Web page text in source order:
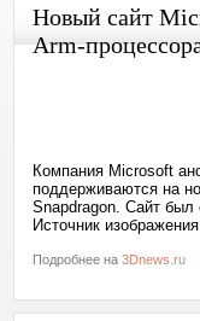
Новый сайт
Arm-
Компания Microsoft
поддерживаются на
Snapdragon. Cайт
Источник
Подробнее на 3Dnews.ru